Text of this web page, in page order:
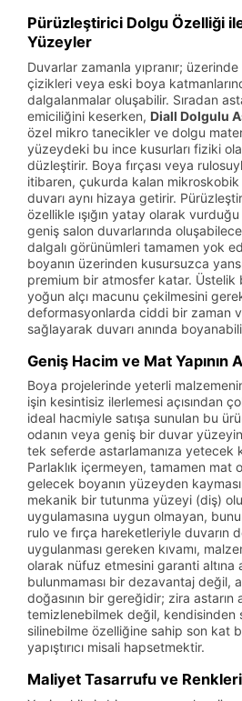
Pürüzleştirici Dolgu Özelliği
Yüzeyler
Duvarlar zamanla yıpranır; üzerinde
çizikleri veya eski boya
dalgalanmalar oluşabilir. Sıradan
emiciliğini keserken, Diall Dolgulu
özel mikro tanecikler ve dolgu
yüzeydeki bu ince kusurları fiziki
düzleştirir. Boya fırçası veya
itibaren, çukurda kalan
duvarı aynı hizaya getirir.
özellikle ışığın yatay olarak
geniş salon duvarlarında
dalgalı görünümleri tamamen yok
boyanın üzerinden kusursuzca
premium bir atmosfer katar. Üstelik
yoğun alçı macunu çekilmesini
deformasyonlarda ciddi bir zaman
sağlayarak duvarı anında
Geniş Hacim ve Mat Yapının
Boya projelerinde yeterli
işin kesintisiz ilerlemesi açısından
ideal hacmiyle satışa sunulan bu
odanın veya geniş bir duvar
tek seferde astarlamanıza yetecek
Parlaklık içermeyen, tamamen mat
gelecek boyanın yüzeyden
mekanik bir tutunma yüzeyi (diş)
uygulamasına uygun olmayan,
rulo ve fırça hareketleriyle duvarın
uygulanması gereken kıvamı,
olarak nüfuz etmesini garanti altına
bulunmaması bir dezavantaj değil,
doğasının bir gereğidir; zira astarın
temizlenebilmek değil, kendisinden
silinebilme özelliğine sahip son kat
yapıştırıcı misali hapsetmektir.
Maliyet Tasarrufu ve